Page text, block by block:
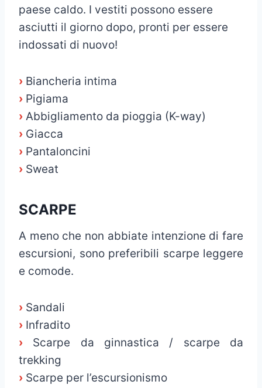
paese caldo. I vestiti possono essere
asciutti il giorno dopo, pronti per essere
indossati di nuovo!
› Biancheria intima
› Pigiama
› Abbigliamento da pioggia (K-way)
› Giacca
› Pantaloncini
› Sweat
SCARPE
A meno che non abbiate intenzione di fare
escursioni, sono preferibili scarpe leggere
e comode.
› Sandali
› Infradito
›
Scarpe da ginnastica / scarpe da
trekking
› Scarpe per l’escursionismo